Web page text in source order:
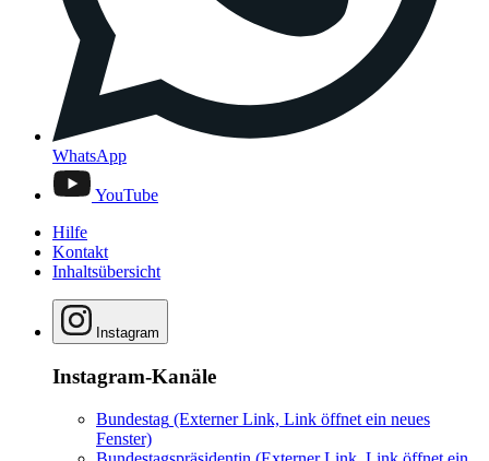
WhatsApp
YouTube
Hilfe
Kontakt
Inhaltsübersicht
Instagram
Instagram-Kanäle
Bundestag (Externer Link, Link öffnet ein neues
Fenster)